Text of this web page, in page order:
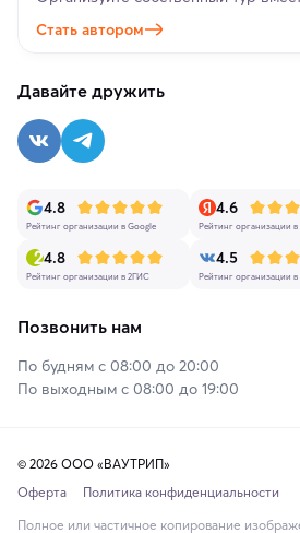
Стать автором
Давайте дружить
4.8
Рейтинг организации в Google
4.6
Рейтинг организации в
4.8
Рейтинг организации в 2ГИС
4.5
Рейтинг организации в
Позвонить нам
По будням с 08:00 до 20:00
По выходным с 08:00 до 19:00
© 2026 ООО «ВАУТРИП»
Оферта
Политика конфиденциальности
Полное или частичное копирование